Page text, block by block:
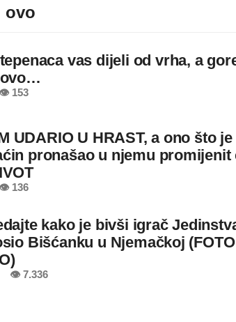
ovo
vas dijeli od vrha, a
👁 153
UDARIO U HRAST, a ono što
pronašao u njemu promijenit
👁 136
kako je bivši igrač
Bišćanku u Njemačkoj
👁 7.336